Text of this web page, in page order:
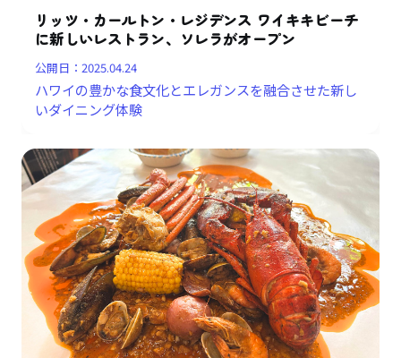
リッツ・カールトン・レジデンス ワイキキビーチ
に新しいレストラン、ソレラがオープン
公開日：2025.04.24
ハワイの豊かな食文化とエレガンスを融合させた新し
いダイニング体験